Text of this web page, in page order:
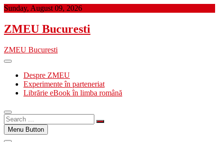
Skip
content
Sunday, August 09, 2026
ZMEU Bucuresti
ZMEU Bucuresti
Despre ZMEU
Experimente în parteneriat
Librărie eBook în limba română
Search
…Menu Button